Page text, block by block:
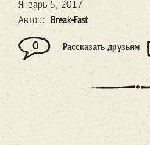
Январь 5, 2017
Автор:
Break-Fast
0 Рассказать друзьям